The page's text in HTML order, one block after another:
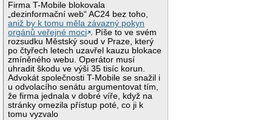
Firma T-Mobile blokovala
„dezinformační web“ AC24 bez toho,
aniž by k tomu měla závazný pokyn
orgánů veřejné moci . Píše to ve svém
rozsudku Městský soud v Praze, který
po čtyřech letech uzavřel kauzu blokace
zmíněného webu. Operátor musí
uhradit škodu ve výši 35 tisíc korun.
Advokát společnosti T-Mobile se snažil i
u odvolacího senátu argumentovat tím,
že firma jednala v dobré víře, když na
stránky omezila přístup poté, co ji k
tomu vyzvalo